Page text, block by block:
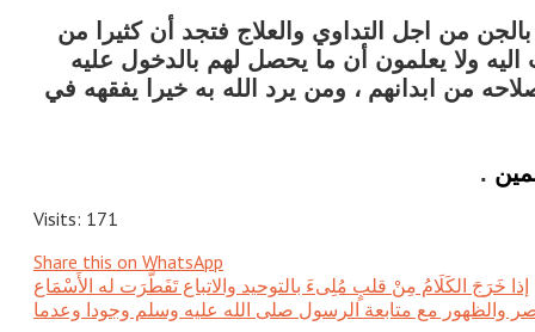
من اجل التداوي والعلاج فتجد أن كثيرا من
ولا يعلمون أن ما يحصل لهم بالدخول عليه
من ابدانهم ، ومن يرد الله به خيرا يفقهه في
.
Visits: 171
Share this on WhatsApp
إذا خَرَجَ الكَلَامُ مِنْ قلبٍ مُلِىءَ بالتوحيد والاتباع تَفَطَّرَت له الأَسْمَاع
والظهور مع متابعة الرسول صلى الله عليه وسلم وجودا وعدما